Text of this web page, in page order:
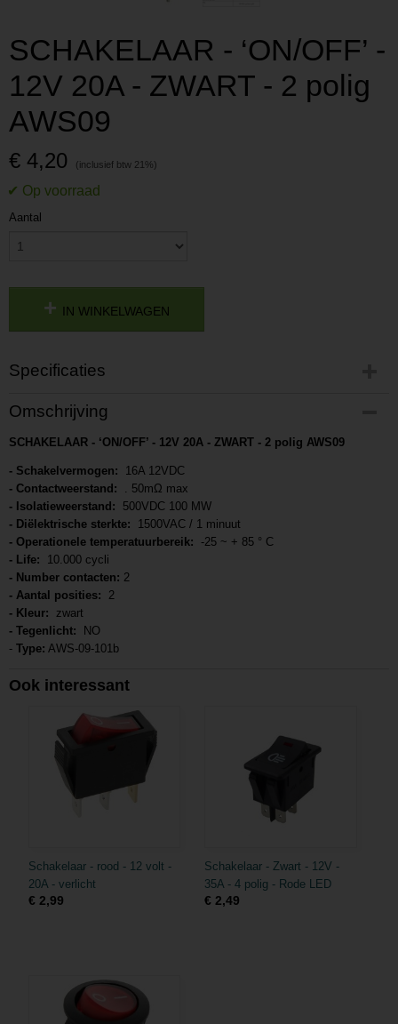
SCHAKELAAR - ‘ON/OFF’ -
12V 20A - ZWART - 2 polig
AWS09
€ 4,20
Aantal
IN WINKELWAGEN
Specificaties
Productcode
P201702031200
Productcode leverancier
Omschrijving
SCHAKELAAR - ‘ON/OFF’ - 12V 20A - ZWART - 2 polig AWS09
- Schakelvermogen:
16A 12VDC
- Contactweerstand:
. 50mΩ max
- Isolatieweerstand:
500VDC 100 MW
- Diëlektrische sterkte:
1500VAC / 1 minuut
- Operationele temperatuurbereik:
-25 ~ + 85 ° C
- Life:
10.000 cycli
- Number contacten: 2
- Aantal posities:
2
- Kleur: zwart
- Tegenlicht:
NO
- Type: AWS-09-101b
Ook interessant
Schakelaar - rood - 12 volt -
20A - verlicht
€ 2,99
Schakelaar - Zwart - 12V -
35A - 4 polig - Rode LED
€ 2,49